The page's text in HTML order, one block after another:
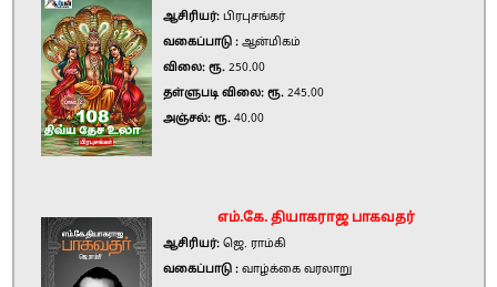
ஆசிரியர்: பிரபுசங்கர்
வகைப்பாடு : ஆன்மிகம்
விலை: ரூ. 250.00
தள்ளுபடி விலை: ரூ. 245.00
அஞ்சல்: ரூ. 40.00
எம்.கே. தியாகராஜ பாகவதர்
ஆசிரியர்: ஜெ. ராம்கி
வகைப்பாடு : வாழ்க்கை வரலாறு